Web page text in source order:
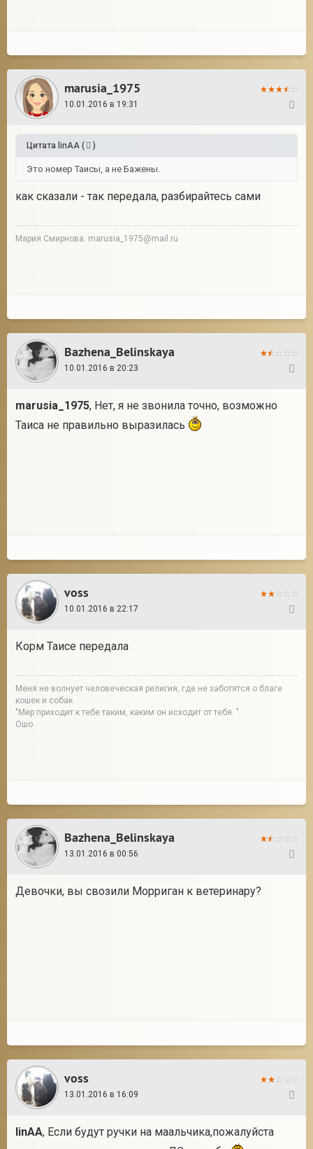
marusia_1975
10.01.2016 в 19:31
Цитата linAA ( )
Это номер Таисы, а не Бажены.
как сказали - так передала, разбирайтесь сами
Мария Смирнова. marusia_1975@mail.ru
Bazhena_Belinskaya
10.01.2016 в 20:23
marusia_1975, Нет, я не звонила точно, возможно
Таиса не правильно выразилась
voss
10.01.2016 в 22:17
Корм Таисе передала
Меня не волнует человеческая религия, где не заботятся о благе
кошек и собак
"Мир приходит к тебе таким, каким он исходит от тебя. "
Ошо
Bazhena_Belinskaya
13.01.2016 в 00:56
Девочки, вы свозили Морриган к ветеринару?
voss
13.01.2016 в 16:09
linAA, Если будут ручки на маальчика,пожалуйста